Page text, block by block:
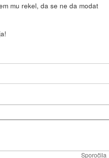
mu rekel, da se ne da modat
Sporočila